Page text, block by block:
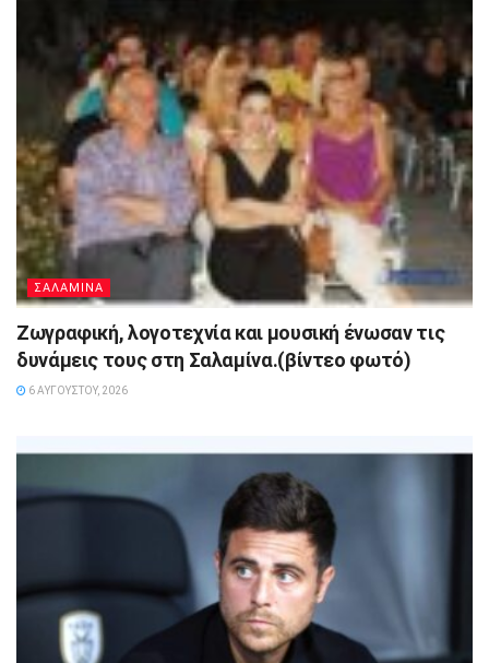
ΣΑΛΑΜΙΝΑ
Ζωγραφική, λογοτεχνία και μουσική ένωσαν τις
δυνάμεις τους στη Σαλαμίνα.(βίντεο φωτό)
6 ΑΥΓΟΎΣΤΟΥ, 2026